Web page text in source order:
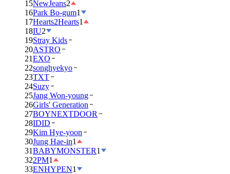
15NewJeans2
16Park Bo-gum1
17Hearts2Hearts1
18IU2
19Stray Kids
20ASTRO
21EXO
22songhyekyo
23TXT
24Suzy
25Jang Won-young
26Girls' Generation
27BOYNEXTDOOR
28IDID
29Kim Hye-yoon
30Jung Hae-in1
31BABYMONSTER1
322PM1
33ENHYPEN1